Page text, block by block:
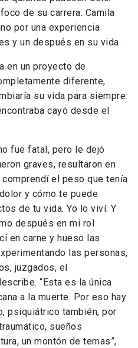
de su carrera. Camila
por una experiencia
y un después en su vida.
en un proyecto de
diferente,
su vida para siempre:
cayó desde el
fue fatal, pero le dejó
graves, resultaron en
el peso que tenía
y cómo te puede
de tu vida. Yo lo viví. Y
después en mi rol
en carne y hueso las
las personas,
juzgados, el
“Esta es la única
a la muerte. Por eso hay
psiquiátrico también, por
sueños
un montón de temas”,